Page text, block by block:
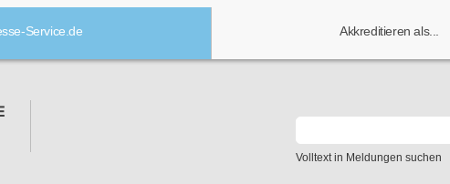
Service.de Akkreditieren als...
Volltext in Meldungen suchen